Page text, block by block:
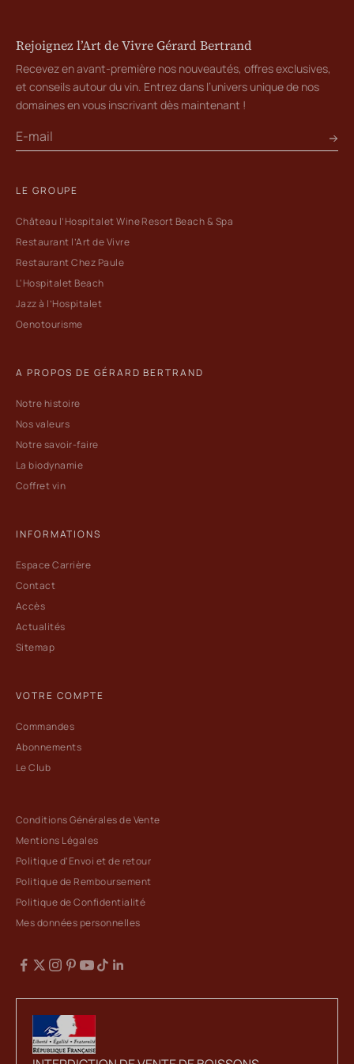
Rejoignez l’Art de Vivre Gérard Bertrand
Recevez en avant-première nos nouveautés, offres exclusives,
et conseils autour du vin. Entrez dans l’univers unique de nos
domaines en vous inscrivant dès maintenant !
LE GROUPE
Château l’Hospitalet Wine Resort Beach & Spa
Restaurant l’Art de Vivre
Restaurant Chez Paule
L'Hospitalet Beach
Jazz à l’Hospitalet
Oenotourisme
A PROPOS DE GÉRARD BERTRAND
Notre histoire
Nos valeurs
Notre savoir-faire
La biodynamie
Coffret vin
INFORMATIONS
Espace Carrière
Contact
Accès
Actualités
Sitemap
VOTRE COMPTE
Commandes
Abonnements
Le Club
Conditions Générales de Vente
Mentions Légales
Politique d'Envoi et de retour
Politique de Remboursement
Politique de Confidentialité
Mes données personnelles